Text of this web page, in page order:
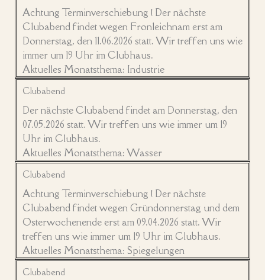
Achtung Terminverschiebung ! Der nächste
Clubabend findet wegen Fronleichnam erst am
Donnerstag, den 11.06.2026 statt. Wir treffen uns wie
immer um 19 Uhr im Clubhaus.
Aktuelles Monatsthema: Industrie
Clubabend
Der nächste Clubabend findet am Donnerstag, den
07.05.2026 statt. Wir treffen uns wie immer um 19
Uhr im Clubhaus.
Aktuelles Monatsthema: Wasser
Clubabend
Achtung Terminverschiebung ! Der nächste
Clubabend findet wegen Gründonnerstag und dem
Osterwochenende erst am 09.04.2026 statt. Wir
treffen uns wie immer um 19 Uhr im Clubhaus.
Aktuelles Monatsthema: Spiegelungen
Clubabend